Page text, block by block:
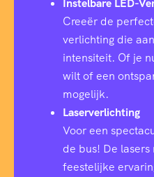
Instelbare LED-
Creeër de
verlichting die
intensiteit. Of je
wilt of een
mogelijk.
Laserverlichting
Voor een
de bus! De
feestelijke